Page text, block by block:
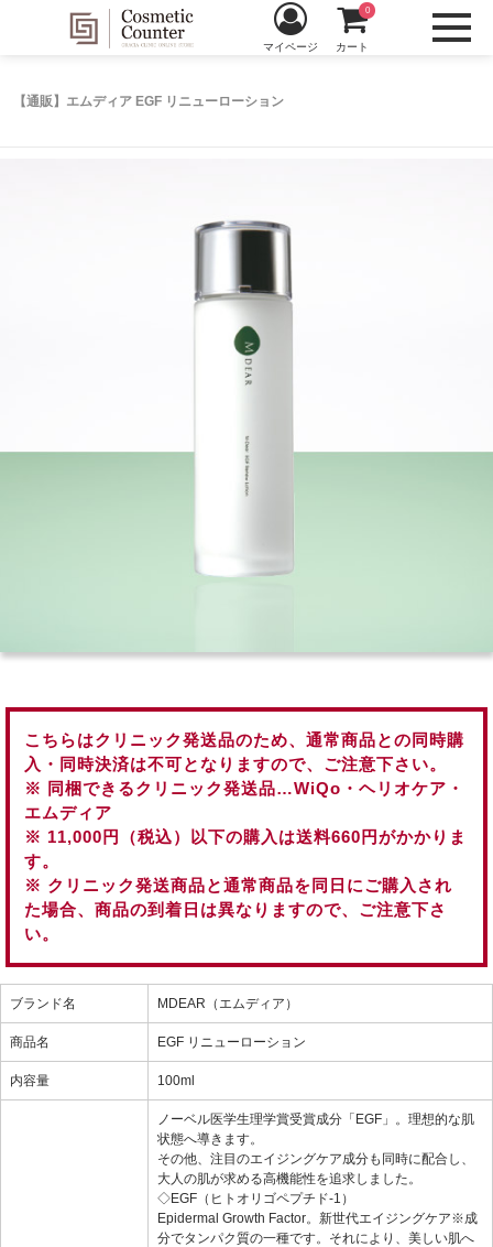
【通販】エムディア EGF リニューローション
マイページ カート
0
こちらはクリニック発送品のため、通常商品との同時購
入・同時決済は不可となりますので、ご注意下さい。
※ 同梱できるクリニック発送品…WiQo・ヘリオケア・
エムディア
※ 11,000円（税込）以下の購入は送料660円がかかりま
す。
※ クリニック発送商品と通常商品を同日にご購入され
た場合、商品の到着日は異なりますので、ご注意下さ
い。
ブランド名 MDEAR（エムディア）
商品名 EGF リニューローション
内容量 100ml
ノーベル医学生理学賞受賞成分「EGF」。理想的な肌
状態へ導きます。
その他、注目のエイジングケア成分も同時に配合し、
大人の肌が求める高機能性を追求しました。
◇EGF（ヒトオリゴペプチド-1）
Epidermal Growth Factor。新世代エイジングケア※成
分でタンパク質の一種です。それにより、美しい肌へ